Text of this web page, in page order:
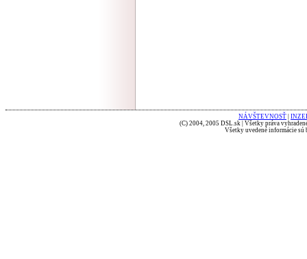
NÁVŠTEVNOSŤ
(C) 2004, 2005 DSL.sk | Všetky práva
Všetky uvedené informácie sú